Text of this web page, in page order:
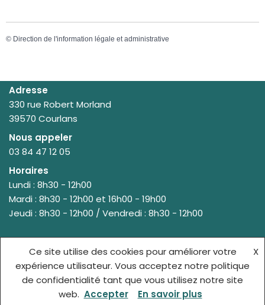
© Direction de l'information légale et administrative
Adresse
330 rue Robert Morland
39570 Courlans
Nous appeler
03 84 47 12 05
Horaires
Lundi : 8h30 - 12h00
Mardi : 8h30 - 12h00 et 16h00 - 19h00
Jeudi : 8h30 - 12h00 / Vendredi : 8h30 - 12h00
© {site_title} {current_year}
ACCUEIL
MENTIONS LÉGALES
POLITIQUE DE CONFIDENTIALITÉ
CONTACT
Ce site utilise des cookies pour améliorer votre
expérience utilisateur. Vous acceptez notre politique
de confidentialité tant que vous utilisez notre site
web.
X
Accepter En savoir plus